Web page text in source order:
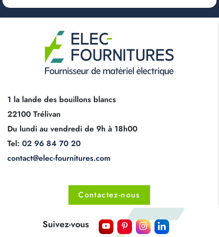
1 la lande des bouillons blancs
22100 Trélivan
Du lundi au vendredi de 9h à 18h00
Tel: 02 96 84 70 20
contact@elec-fournitures.com
Contactez-nous
Suivez-vous